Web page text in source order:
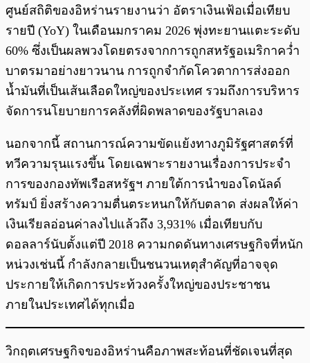
ศูนย์สถิติของอิหร่านรายงานว่า อัตราเงินเฟ้อเมื่อเทียบ
รายปี (YoY) ในเดือนมกราคม 2026 พุ่งทะยานแตะระดับ
60% ซึ่งเป็นผลพวงโดยตรงจากการถูกสหรัฐอเมริกาคว่ำ
บาตรมาอย่างยาวนาน การถูกจำกัดโควตาการส่งออก
น้ำมันที่เป็นเส้นเลือดใหญ่ของประเทศ รวมถึงการบริหาร
จัดการนโยบายการคลังที่ผิดพลาดของรัฐบาลเอง
นอกจากนี้ สถานการณ์ความขัดแย้งทางภูมิรัฐศาสตร์ที่
ทวีความรุนแรงขึ้น โดยเฉพาะรายงานเรื่องการประจำ
การของกองทัพเรือสหรัฐฯ ภายใต้การนำของโดนัลด์
ทรัมป์ ยิ่งสร้างความตื่นตระหนกให้กับตลาด ส่งผลให้ค่า
เงินเรียลอ่อนค่าลงไปแล้วถึง 3,931% เมื่อเทียบกับ
ดอลลาร์นับตั้งแต่ปี 2018 ความกดดันทางเศรษฐกิจที่หนัก
หน่วงเช่นนี้ กำลังกลายเป็นชนวนเหตุสำคัญที่อาจจุด
ประกายให้เกิดการประท้วงครั้งใหญ่ของประชาชน
ภายในประเทศได้ทุกเมื่อ
วิกฤตเศรษฐกิจของอิหร่านคือภาพสะท้อนที่ชัดเจนที่สุด